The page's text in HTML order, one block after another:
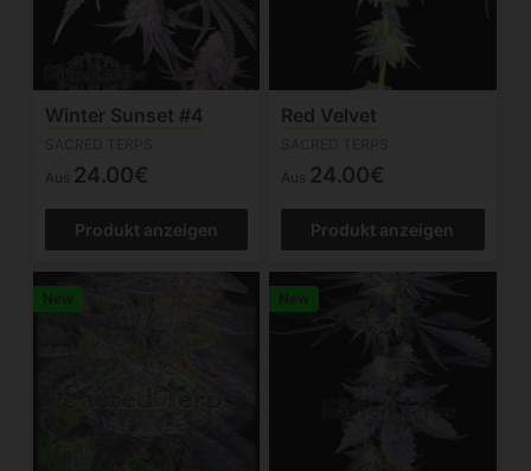
Winter Sunset #4
Aus 24.00€
Produkt anzeigen
Red Velvet
Aus 24.00€
Produkt anzeigen
New New